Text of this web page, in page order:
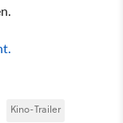
Kino-Trailer